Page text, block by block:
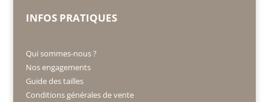
INFOS PRATIQUES
Qui sommes-nous ?
Nos engagements
Guide des tailles
Conditions générales de vente